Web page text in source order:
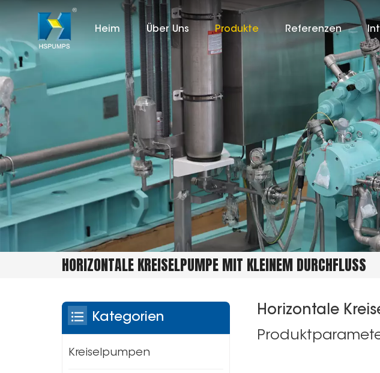
Heim Über Uns Produkte Referenzen
HORIZONTALE KREISELPUMPE MIT KLEINEM DURCHFLUSS
Horizontale
Kategorien
Kreiselpumpen